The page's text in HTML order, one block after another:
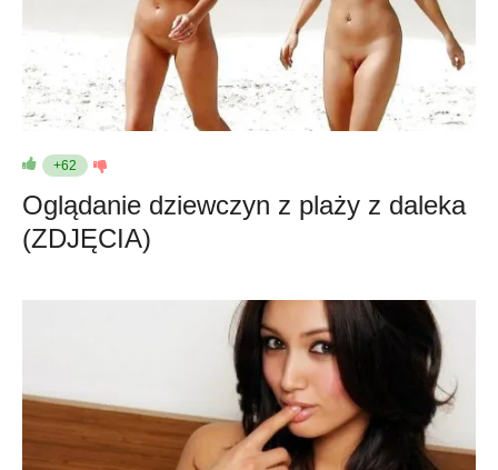
+62
Oglądanie dziewczyn z plaży z daleka
(ZDJĘCIA)